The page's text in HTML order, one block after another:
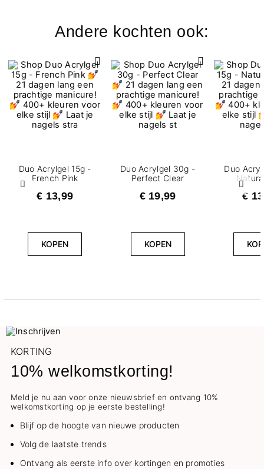
Andere kochten ook:
Vorige
Duo Acrylgel 15g -
French Pink
€ 13,99
KOPEN
Duo Acrylgel 30g -
Perfect Clear
€ 19,99
KOPEN
Duo
€
KORTING
10% welkomstkorting!
Meld je nu aan voor onze nieuwsbrief en ontvang 10%
welkomstkorting op je eerste bestelling!
Blijf op de hoogte van nieuwe producten
Volg de laatste trends
Ontvang als eerste info over kortingen en promoties